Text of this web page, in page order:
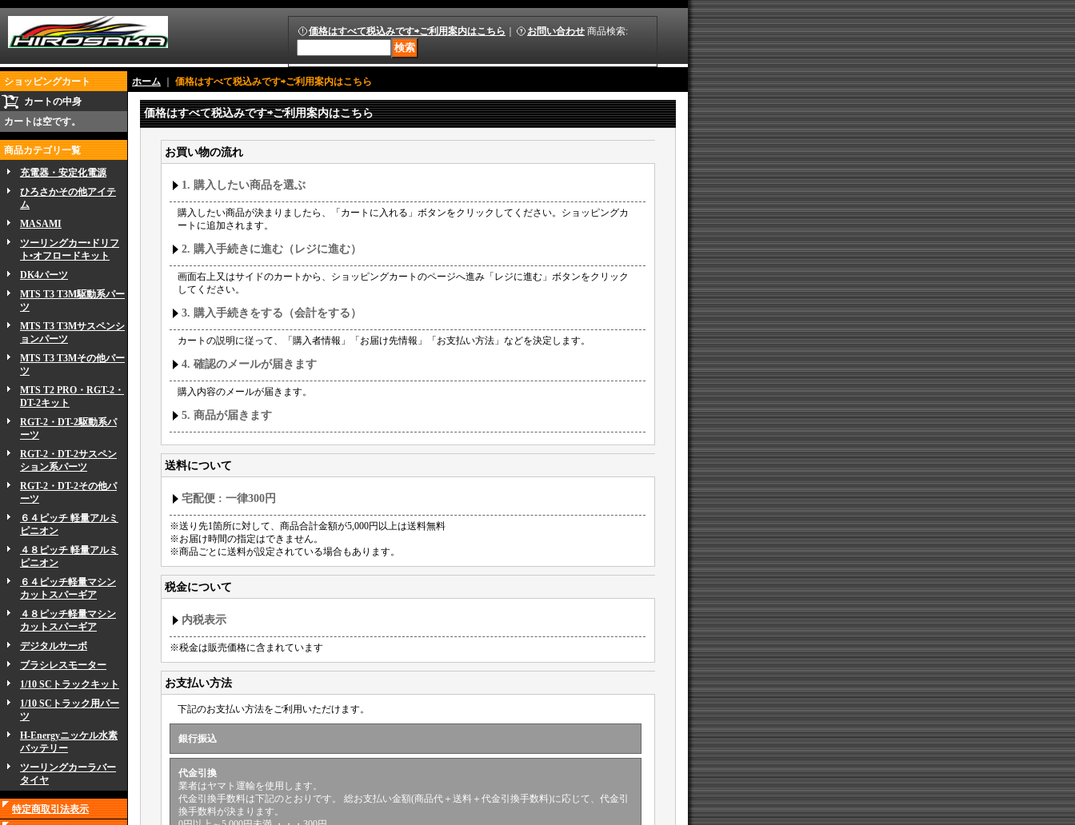
価格はすべて税込みです⇨ご利用案内はこちら お問い合わせ 商品検索:
ショッピングカート
カートの中身
カートは空です。
商品カテゴリ一覧
充電器・安定化電源
ひろさかその他アイテ
ム
MASAMI
ツーリングカー•ドリフ
ト•オフロードキット
DK4パーツ
MTS T3 T3M駆動系パー
ツ
MTS T3 T3Mサスペンシ
ョンパーツ
MTS T3 T3Mその他パー
ツ
MTS T2 PRO・RGT-2・
DT-2キット
RGT-2・DT-2駆動系パ
ーツ
RGT-2・DT-2サスペン
ション系パーツ
RGT-2・DT-2その他パ
ーツ
６４ピッチ 軽量アルミ
ピニオン
４８ピッチ 軽量アルミ
ピニオン
６４ピッチ軽量マシン
カットスパーギア
４８ピッチ軽量マシン
カットスパーギア
デジタルサーボ
ブラシレスモーター
1/10 SCトラックキット
1/10 SCトラック用パー
ツ
H-Energyニッケル水素
バッテリー
ツーリングカーラバー
タイヤ
特定商取引法表示
ホーム 価格はすべて税込みです⇨ご利用案内はこちら
価格はすべて税込みです⇨ご利用案内はこちら
お買い物の流れ
1. 購入したい商品を選ぶ
購入したい商品が決まりましたら、「カートに入れる」ボタンをクリックしてください。ショッピングカ
ートに追加されます。
2. 購入手続きに進む（レジに進む）
画面右上又はサイドのカートから、ショッピングカートのページへ進み「レジに進む」ボタンをクリック
してください。
3. 購入手続きをする（会計をする）
カートの説明に従って、「購入者情報」「お届け先情報」「お支払い方法」などを決定します。
4. 確認のメールが届きます
購入内容のメールが届きます。
5. 商品が届きます
送料について
宅配便 : 一律300円
※送り先1箇所に対して、商品合計金額が5,000円以上は送料無料
※お届け時間の指定はできません。
※商品ごとに送料が設定されている場合もあります。
税金について
内税表示
※税金は販売価格に含まれています
お支払い方法
下記のお支払い方法をご利用いただけます。
銀行振込
代金引換
業者はヤマト運輸を使用します。
代金引換手数料は下記のとおりです。 総お支払い金額(商品代＋送料＋代金引換手数料)に応じて、代金引
換手数料が決まります。